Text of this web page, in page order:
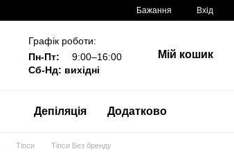
Бажання Вхід
Графік роботи:
Пн-Пт:
9:00–16:00
Сб-Нд: вихідні
Мій кошик
Депіляція Додатково
Тіпси
Тіпси Без бренду